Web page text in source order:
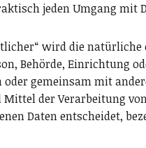
jeden Umgang mit
wird die natürliche
Behörde, Einrichtung
oder gemeinsam mit
Mittel der Verarbeitung
Daten entscheidet,